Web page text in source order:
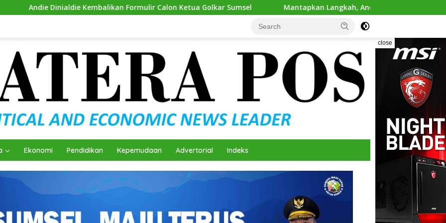
Formulir Calon Ketua Golkar Sumsel Mantapkan Langkah, Andie Dinialdie Ambil Formulir Pendaftaran Calon
close
Ekonomi Pendidikan Kepemudaan Advertorial Indeks